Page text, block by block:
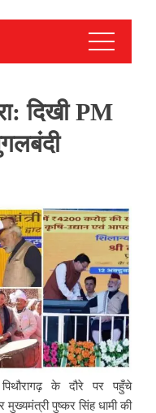
दिखी PM
के दौरे पर पहुँचे
मुख्यमंत्री पुष्कर सिंह धामी की